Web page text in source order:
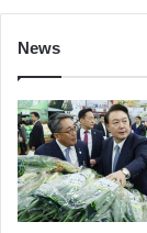
News